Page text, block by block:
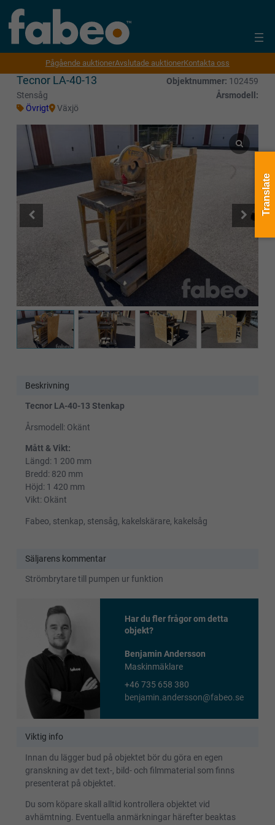
Pågående auktionerAvslutade auktionerKontakta oss
Tecnor LA-40-13 Objektnummer: 102459
Stensåg
Årsmodell:
Övrigt
Växjö
Beskrivning
Tecnor LA-40-13 Stenkap
Årsmodell: Okänt
Mått & Vikt:
Längd: 1 200 mm
Bredd: 820 mm
Höjd: 1 420 mm
Vikt: Okänt
Fabeo, stenkap, stensåg, kakelskärare, kakelsåg
Säljarens kommentar
Strömbrytare till pumpen ur funktion
Har du fler frågor om detta
objekt?
Benjamin Andersson
Maskinmäklare
+46 735 658 380
benjamin.andersson@fabeo.se
Viktig info
Innan du lägger bud på objektet bör du göra en egen
granskning av det text-, bild- och filmmaterial som finns
presenterat på objektet.
Du som köpare skall alltid kontrollera objektet vid
avhämtning. Eventuella anmärkningar härefter beaktas
Translate